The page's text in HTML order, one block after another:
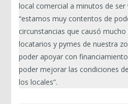
local comercial a minutos de ser
“estamos muy contentos de
circunstancias que causó
locatarios y pymes de nuestra
poder apoyar con
poder mejorar las condiciones
los locales”.